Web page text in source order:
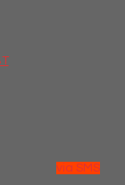
via SMS